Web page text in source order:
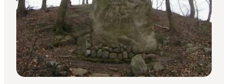
Hébergements
Planifiez votre voyage